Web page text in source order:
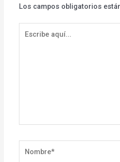
Los campos obligatorios
aquí...